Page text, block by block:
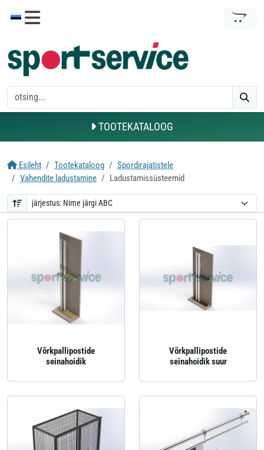
TOOTEKATALOOG
Esileht Tootekataloog
Spordirajatistele
Vahendite ladustamine
Ladustamissüsteemid
Võrkpallipostide
seinahoidik
Võrkpallipostide
seinahoidik suur